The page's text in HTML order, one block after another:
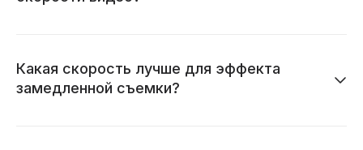
Какая скорость лучше для эффекта
замедленной съемки?